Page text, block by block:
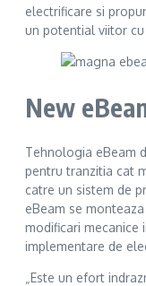
electrificare si
un potential viitor
New
Tehnologia eBeam
pentru tranzitia cat
catre un sistem de
eBeam se
modificari mecanice
implementare de
„Este un efort